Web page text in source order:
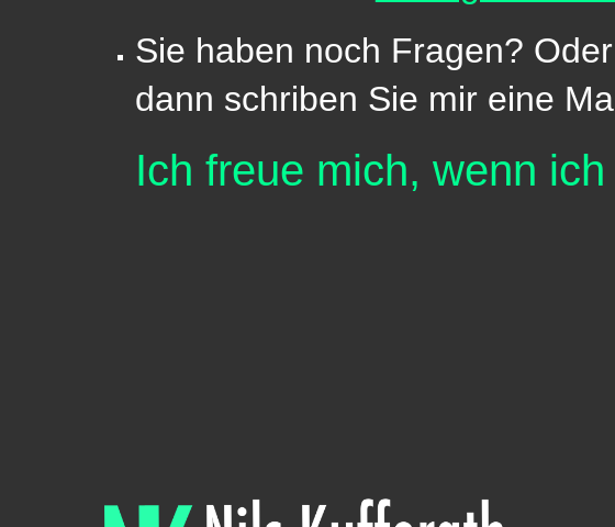
Sie haben noch Fragen?
dann schriben Sie mir eine
Ich freue mich, wenn ich